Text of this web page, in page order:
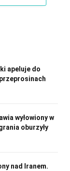
apeluje do
wyłowiony w
oburzyły
nad Iranem.